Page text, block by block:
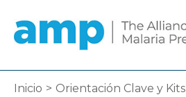
contenido
Inicio
Orientación Clave y